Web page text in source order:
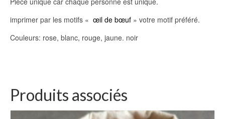
imprimer par les motifs « œil de bœuf » votre motif préféré.
Couleurs: rose, blanc, rouge, jaune. noir
Produits associés